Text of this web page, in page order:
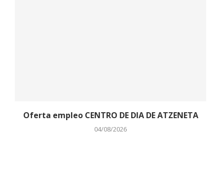
Oferta empleo CENTRO DE DIA DE ATZENETA
04/08/2026